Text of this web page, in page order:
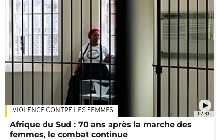
02:30
VIOLENCE CONTRE LES FEMMES
Afrique du Sud : 70 ans après la marche des
femmes, le combat continue